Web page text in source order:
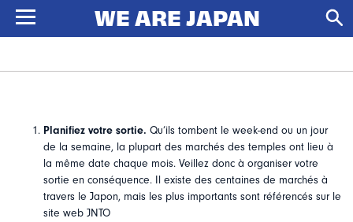
Planifiez votre sortie. Qu’ils tombent le week-end ou un jour
de la semaine, la plupart des marchés des temples ont lieu à
la même date chaque mois. Veillez donc à organiser votre
sortie en conséquence. Il existe des centaines de marchés à
travers le Japon, mais les plus importants sont référencés sur le
site web JNTO